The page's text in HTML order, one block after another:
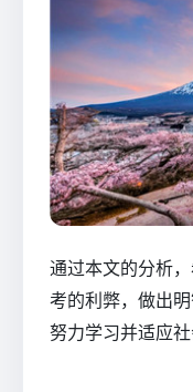
通过本文的分析
考的利弊，做出
努力学习并适应社